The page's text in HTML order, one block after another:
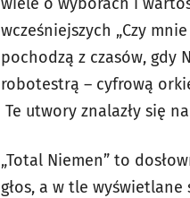
wcześniejszych „Czy
pochodzą z czasów, gdy
robotestrą – cyfrową
Te utwory znalazły się
„Total Niemen” to
głos, a w tle